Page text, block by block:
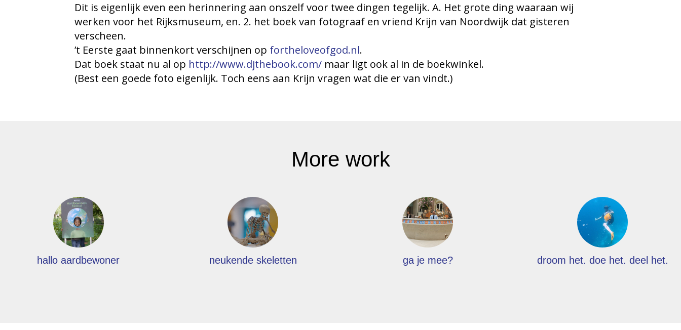
Dit is eigenlijk even een herinnering aan onszelf voor twee dingen tegelijk. A. Het grote ding waaraan wij
werken voor het Rijksmuseum, en. 2. het boek van fotograaf en vriend Krijn van Noordwijk dat gisteren
verscheen.
’t Eerste gaat binnenkort verschijnen op fortheloveofgod.nl.
Dat boek staat nu al op http://www.djthebook.com/ maar ligt ook al in de boekwinkel.
(Best een goede foto eigenlijk. Toch eens aan Krijn vragen wat die er van vindt.)
More work
hallo aardbewoner neukende skeletten ga je mee? droom het. doe het. deel het.